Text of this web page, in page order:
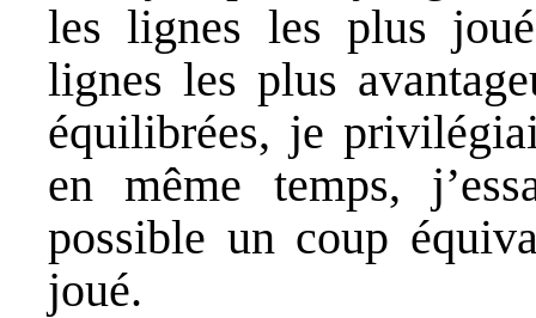
les lignes les plus
lignes les plus
équilibrées, je
en même temps,
possible un coup
joué.